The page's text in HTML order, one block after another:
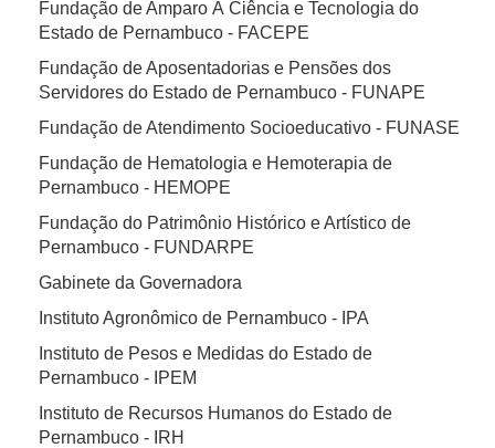
Fundação de Amparo À Ciência e Tecnologia do
Estado de Pernambuco - FACEPE
Fundação de Aposentadorias e Pensões dos
Servidores do Estado de Pernambuco - FUNAPE
Fundação de Atendimento Socioeducativo - FUNASE
Fundação de Hematologia e Hemoterapia de
Pernambuco - HEMOPE
Fundação do Patrimônio Histórico e Artístico de
Pernambuco - FUNDARPE
Gabinete da Governadora
Instituto Agronômico de Pernambuco - IPA
Instituto de Pesos e Medidas do Estado de
Pernambuco - IPEM
Instituto de Recursos Humanos do Estado de
Pernambuco - IRH